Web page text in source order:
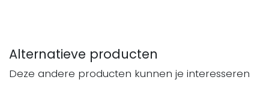
Alternatieve producten
Deze andere producten kunnen je interesseren